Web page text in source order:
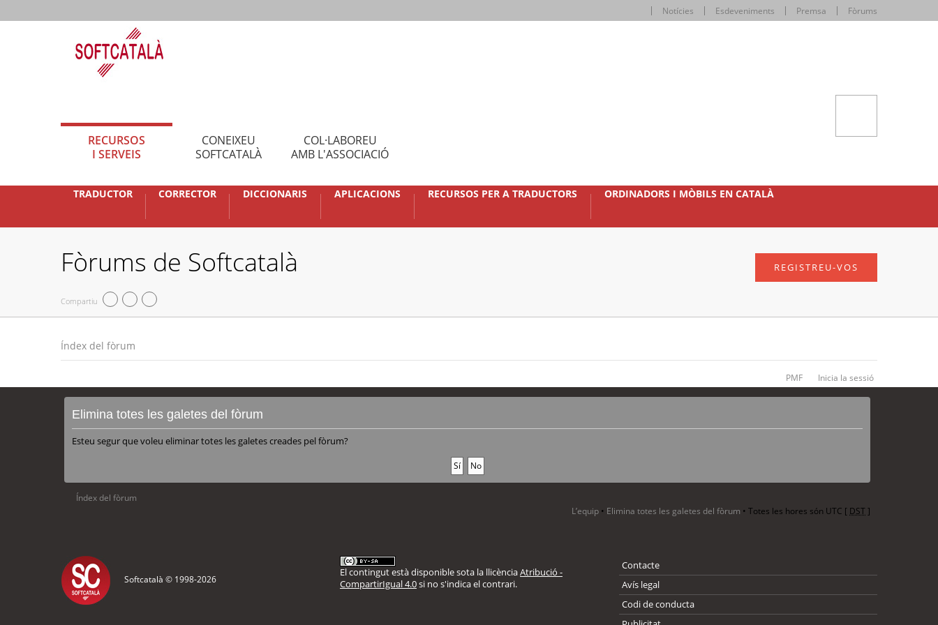
Notícies Esdeveniments Premsa Fòrums
RECURSOS
I SERVEIS
CONEIXEU
SOFTCATALÀ
COL·LABOREU
AMB L'ASSOCIACIÓ
TRADUCTOR CORRECTOR DICCIONARIS APLICACIONS RECURSOS PER A TRADUCTORS ORDINADORS I MÒBILS EN CATALÀ
Fòrums de Softcatalà
Compartiu
REGISTREU-VOS
Índex del fòrum
PMF Inicia la sessió
Elimina totes les galetes del fòrum
Esteu segur que voleu eliminar totes les galetes creades pel fòrum?
Índex del fòrum
L’equip • Elimina totes les galetes del fòrum • Totes les hores són UTC [ DST]
Softcatalà © 1998-2026
El contingut està disponible sota la llicènciaAtribució -
CompartirIgual 4.0si no s'indica el contrari.
Contacte
Avís legal
Codi de conducta